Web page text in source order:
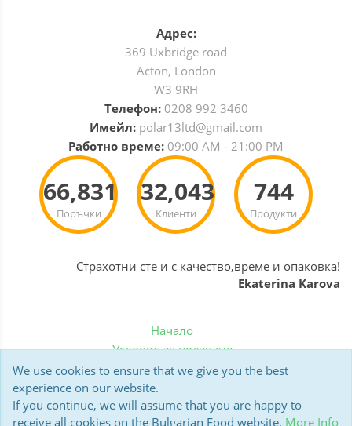
Адрес:
369 Uxbridge road
Acton, London
W3 9RH
Телефон: 0208 992 3460
Имейл: polar13ltd@gmail.com
Работно време: 09:00 AM - 21:00 PM
Поръчки
66,831
Клиенти
32,043
Продукти
744
Страхотни сте и с качество,време и опаковка!
Ekaterina Karova
Начало
Условия за ползване
Политика за бисквитки
Доставка
Мнения на клиенти
We use cookies to ensure that we give you the best
experience on our website.
If you continue, we will assume that you are happy to
receive all cookies on the Bulgarian Food website. More Info